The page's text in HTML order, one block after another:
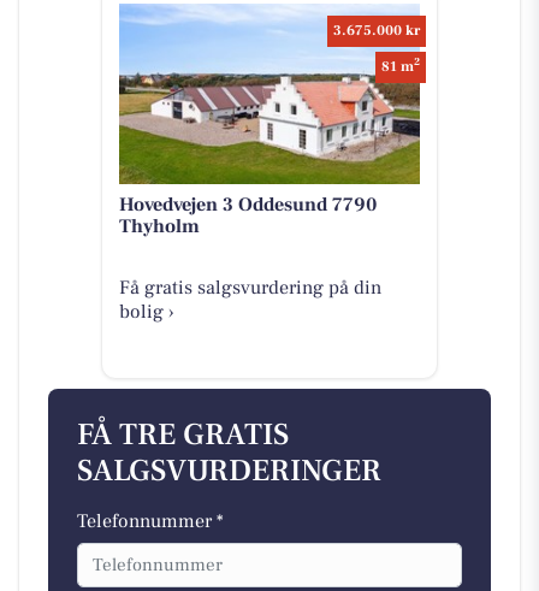
3.675.000 kr
81 m2
Hovedvejen 3 Oddesund 7790
Thyholm
Få gratis salgsvurdering på din
bolig ›
FÅ TRE GRATIS
SALGSVURDERINGER
Telefonnummer *